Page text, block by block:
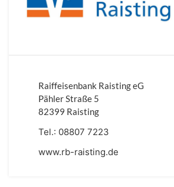
Raiffeisenbank Raisting eG
Pähler Straße 5
82399 Raisting
Tel.: 08807 7223
www.rb-raisting.de